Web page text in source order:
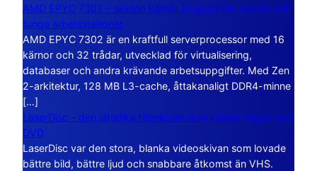
AMD EPYC 7302 – sexton kärnor byggda för servrar och
tunga arbetsstationer
AMD EPYC 7302 är en kraftfull serverprocessor med 16
kärnor och 32 trådar, utvecklad för virtualisering,
databaser och andra krävande arbetsuppgifter. Med Zen
2-arkitektur, 128 MB L3-cache, åttakanaligt DDR4-minne
[…]
LaserDisc – den jättelika filmskivan som visade vägen mot
DVD
LaserDisc var den stora, blanka videoskivan som lovade
bättre bild, bättre ljud och snabbare åtkomst än VHS.